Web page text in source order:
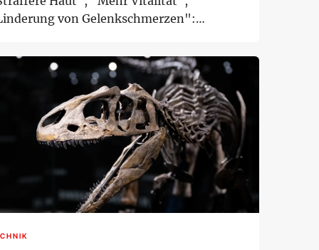
von Gelenkschmerzen":